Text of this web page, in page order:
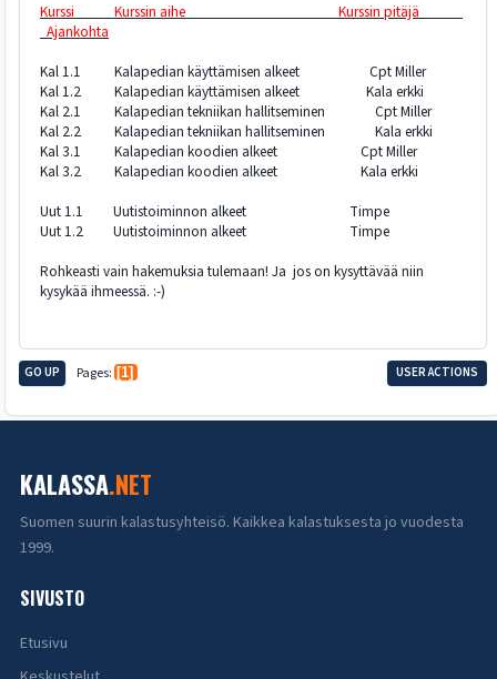
Kurssi Kurssin aihe Kurssin pitäjä
Ajankohta
Kal 1.1 Kalapedian käyttämisen alkeet Cpt Miller
Kal 1.2 Kalapedian käyttämisen alkeet Kala erkki
Kal 2.1 Kalapedian tekniikan hallitseminen Cpt Miller
Kal 2.2 Kalapedian tekniikan hallitseminen Kala erkki
Kal 3.1 Kalapedian koodien alkeet Cpt Miller
Kal 3.2 Kalapedian koodien alkeet Kala erkki
Uut 1.1 Uutistoiminnon alkeet Timpe
Uut 1.2 Uutistoiminnon alkeet Timpe
Rohkeasti vain hakemuksia tulemaan! Ja jos on kysyttävää niin
kysykää ihmeessä. :-)
GO UP Pages 1 USER ACTIONS
KALASSA.NET
Suomen suurin kalastusyhteisö. Kaikkea kalastuksesta jo vuodesta
1999.
SIVUSTO
Etusivu